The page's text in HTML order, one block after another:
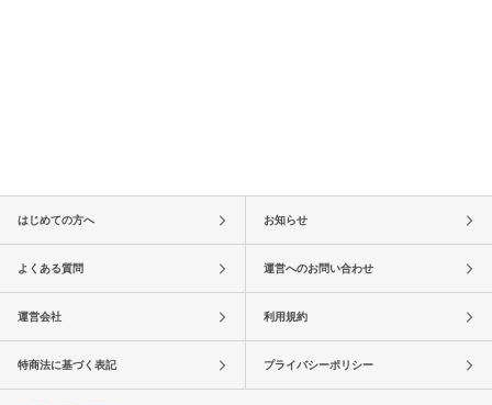
はじめての方へ お知らせ
よくある質問 運営へのお問い合わせ
運営会社 利用規約
特商法に基づく表記 プライバシーポリシー